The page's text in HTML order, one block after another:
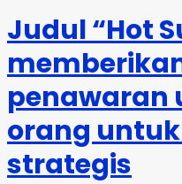
Judul “Hot
penawaran
orang
strategis